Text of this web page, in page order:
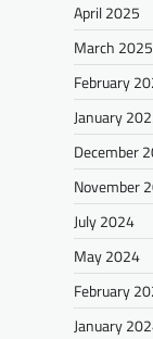
April 2025
March 2025
February
January
December
November
July 2024
May 2024
February
January